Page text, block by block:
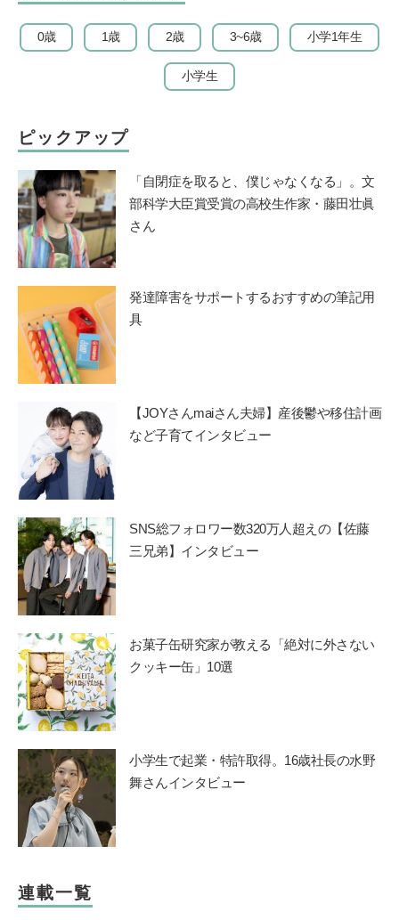
0歳 1歳 2歳 3~6歳 小学1年生
小学生
ピックアップ
「自閉症を取ると、僕じゃなくなる」。文
部科学大臣賞受賞の高校生作家・藤田壮眞
さん
発達障害をサポートするおすすめの筆記用
具
【JOYさんmaiさん夫婦】産後鬱や移住計画
など子育てインタビュー
SNS総フォロワー数320万人超えの【佐藤
三兄弟】インタビュー
お菓子缶研究家が教える「絶対に外さない
クッキー缶」10選
小学生で起業・特許取得。16歳社長の水野
舞さんインタビュー
連載一覧